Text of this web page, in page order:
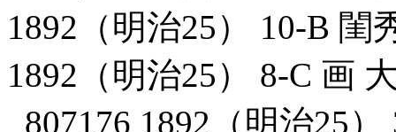
1892（明治25） 10-B 閨
1892（明治25） 8-C 画
_807176 1892（明治25